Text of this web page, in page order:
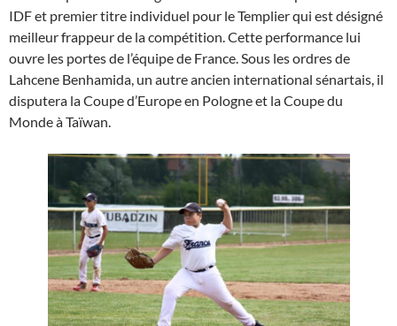
IDF et premier titre individuel pour le Templier qui est désigné
meilleur frappeur de la compétition. Cette performance lui
ouvre les portes de l’équipe de France. Sous les ordres de
Lahcene Benhamida, un autre ancien international sénartais, il
disputera la Coupe d’Europe en Pologne et la Coupe du
Monde à Taïwan.